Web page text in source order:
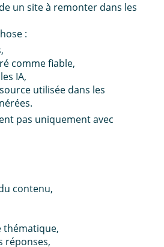
un site à remonter dans les
:
comme fiable,
IA,
utilisée dans les
pas uniquement avec
contenu,
thématique,
réponses,